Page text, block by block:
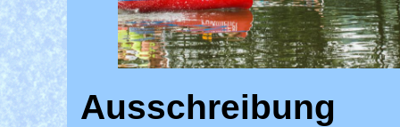
Ausschreibung